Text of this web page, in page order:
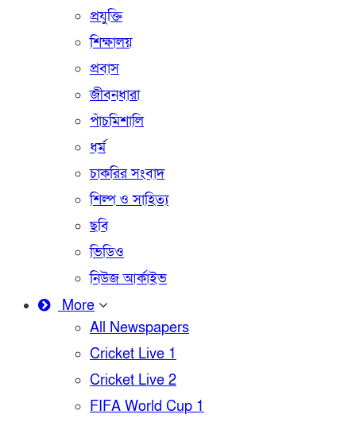
প্রযুক্তি
শিক্ষালয়
প্রবাস
জীবনধারা
পাঁচমিশালি
ধর্ম
চাকরির সংবাদ
শিল্প ও সাহিত্য
ছবি
ভিডিও
নিউজ আর্কাইভ
More
All Newspapers
Cricket Live 1
Cricket Live 2
FIFA World Cup 1